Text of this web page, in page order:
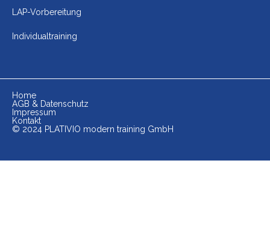
LAP-Vorbereitung
Individualtraining
Home
AGB & Datenschutz
Impressum
Kontakt
© 2024 PLATIVIO modern training GmbH